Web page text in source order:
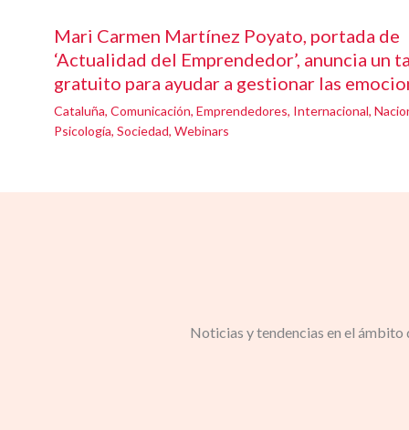
Mari Carmen Martínez Poyato, portada de
‘Actualidad del Emprendedor’, anuncia un
gratuito para ayudar a gestionar las
Cataluña, Comunicación, Emprendedores, Internacional,
Psicología, Sociedad, Webinars
Noticias y tendencias en el